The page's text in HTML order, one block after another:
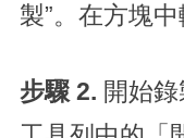
製”。在方塊中
步驟 2. 開始